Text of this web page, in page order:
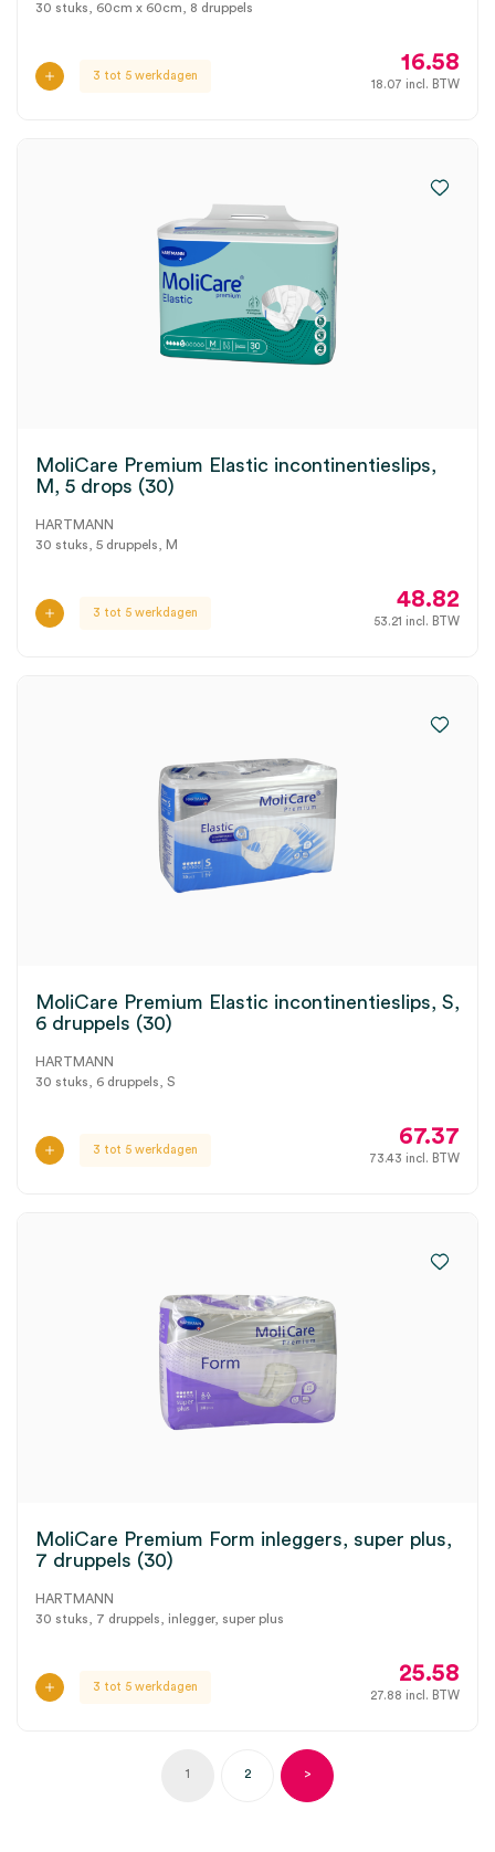
30 stuks, 60cm x 60cm, 8 druppels
3 tot 5 werkdagen
16.58
18.07 incl. BTW
MoliCare Premium Elastic incontinentieslips,
M, 5 drops (30)
HARTMANN
30 stuks, 5 druppels, M
3 tot 5 werkdagen
48.82
53.21 incl. BTW
MoliCare Premium Elastic incontinentieslips, S,
6 druppels (30)
HARTMANN
30 stuks, 6 druppels, S
3 tot 5 werkdagen
67.37
73.43 incl. BTW
MoliCare Premium Form inleggers, super plus,
7 druppels (30)
HARTMANN
30 stuks, 7 druppels, inlegger, super plus
3 tot 5 werkdagen
25.58
27.88 incl. BTW
1 2 >